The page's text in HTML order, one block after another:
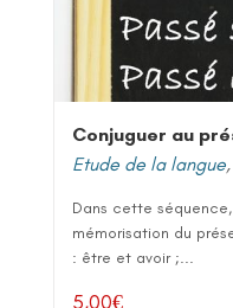
Conjuguer au
Etude de la langue,
Dans cette
mémorisation du
: être et avoir ;...
5,00€